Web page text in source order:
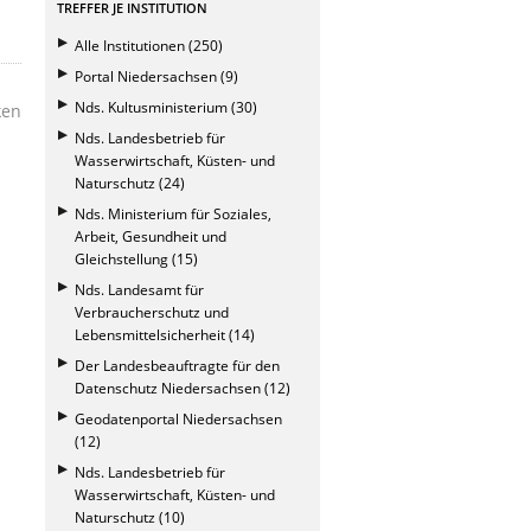
TREFFER JE INSTITUTION
Alle Institutionen (250)
Portal Niedersachsen (9)
Nds. Kultusministerium (30)
Nds. Landesbetrieb für
Wasserwirtschaft, Küsten- und
Naturschutz (24)
Nds. Ministerium für Soziales,
Arbeit, Gesundheit und
Gleichstellung (15)
Nds. Landesamt für
Verbraucherschutz und
Lebensmittelsicherheit (14)
Der Landesbeauftragte für den
Datenschutz Niedersachsen (12)
Geodatenportal Niedersachsen
(12)
Nds. Landesbetrieb für
Wasserwirtschaft, Küsten- und
Naturschutz (10)